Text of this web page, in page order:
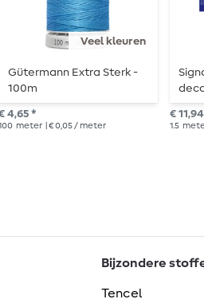
Veel kleuren
Gütermann Extra Sterk -
100m
4,65 *
meter | € 0,05 / meter
2
€
1.5
Bijzondere
Tencel